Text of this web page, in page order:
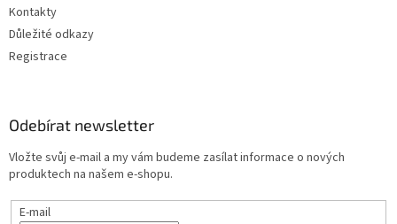
Kontakty
Důležité odkazy
Registrace
Odebírat newsletter
Vložte svůj e-mail a my vám budeme zasílat informace o nových
produktech na našem e-shopu.
E-mail